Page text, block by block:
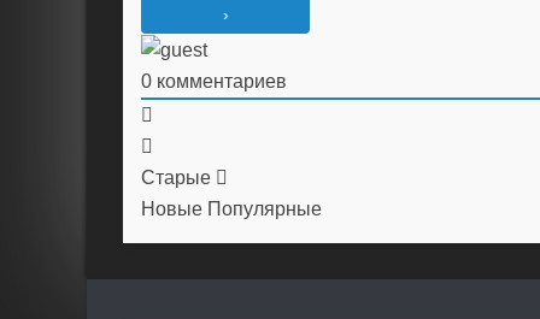
0 комментариев
Старые
Новые Популярные